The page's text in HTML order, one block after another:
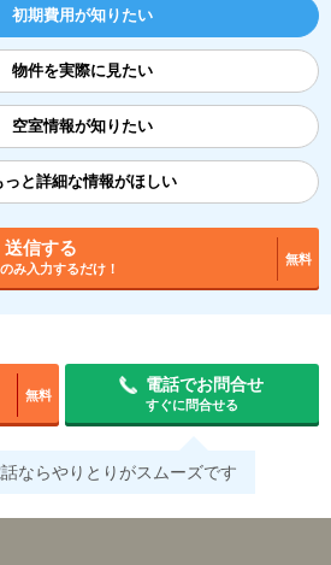
初期費用が知りたい
物件を実際に見たい
空室情報が知りたい
っと詳細な情報がほしい
送信する
み入力するだけ！
無料
無料
電話でお問合せ
すぐに問合せる
ならやりとりがスムーズです